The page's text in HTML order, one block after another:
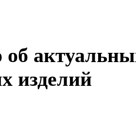
изделий